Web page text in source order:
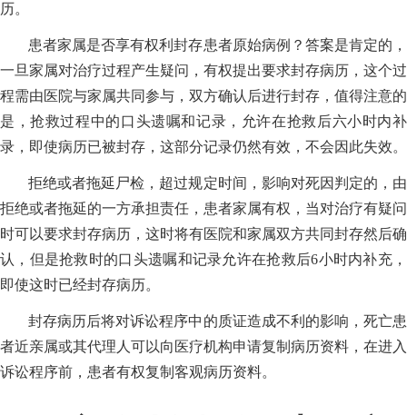
历。
患者家属是否享有权利封存患者原始病例？答案是肯定的，
一旦家属对治疗过程产生疑问，有权提出要求封存病历，这个过
程需由医院与家属共同参与，双方确认后进行封存，值得注意的
是，抢救过程中的口头遗嘱和记录，允许在抢救后六小时内补
录，即使病历已被封存，这部分记录仍然有效，不会因此失效。
拒绝或者拖延尸检，超过规定时间，影响对死因判定的，由
拒绝或者拖延的一方承担责任，患者家属有权，当对治疗有疑问
时可以要求封存病历，这时将有医院和家属双方共同封存然后确
认，但是抢救时的口头遗嘱和记录允许在抢救后6小时内补充，
即使这时已经封存病历。
封存病历后将对诉讼程序中的质证造成不利的影响，死亡患
者近亲属或其代理人可以向医疗机构申请复制病历资料，在进入
诉讼程序前，患者有权复制客观病历资料。